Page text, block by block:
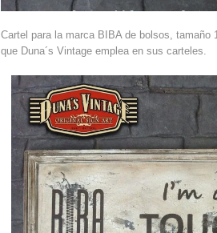
Cartel para la marca BIBA de bolsos,
que Duna´s Vintage emplea en sus carteles.